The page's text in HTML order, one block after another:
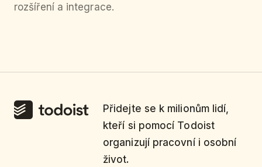
rozšíření a integrace.
Přidejte se k milionům lidí,
kteří si pomocí Todoist
organizují pracovní i osobní
život.